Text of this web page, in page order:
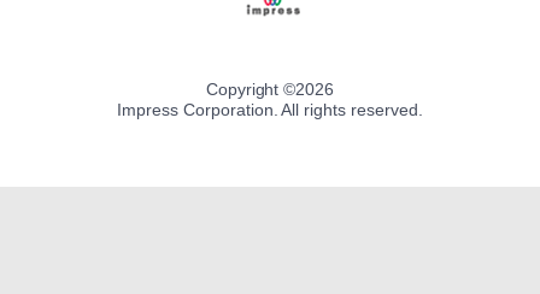
Copyright ©2026
Impress Corporation. All rights reserved.